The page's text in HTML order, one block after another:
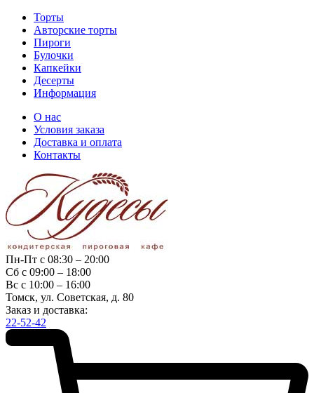
Торты
Авторские торты
Пироги
Булочки
Капкейки
Десерты
Информация
О нас
Условия заказа
Доставка и оплата
Контакты
Пн-Пт с 08:30 – 20:00
Сб с 09:00 – 18:00
Вс с 10:00 – 16:00
Томск, ул. Советская, д. 80
Заказ и доставка:
22-52-42